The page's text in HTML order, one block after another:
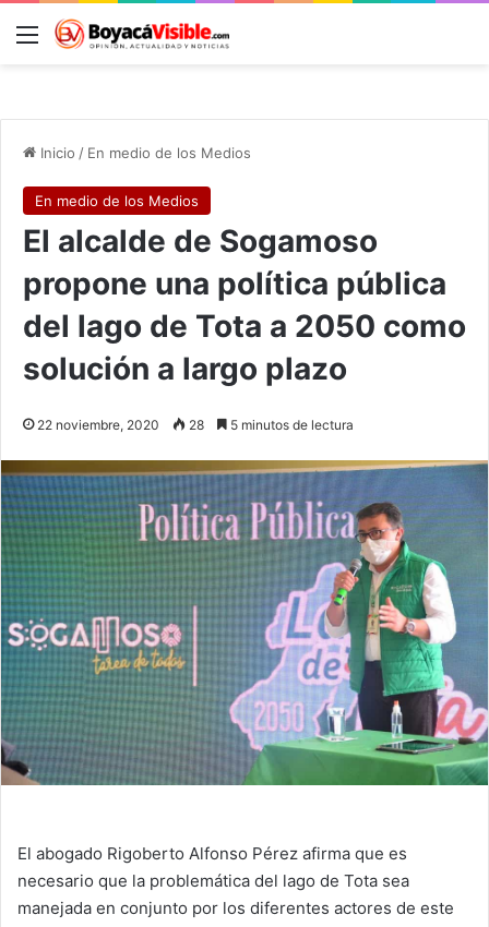
Menú
Inicio / En medio de los Medios
En medio de los Medios
El alcalde de Sogamoso
propone una política pública
del lago de Tota a 2050 como
solución a largo plazo
22 noviembre, 2020 28 5 minutos de lectura
El abogado Rigoberto Alfonso Pérez afirma que es
necesario que la problemática del lago de Tota sea
manejada en conjunto por los diferentes actores de este